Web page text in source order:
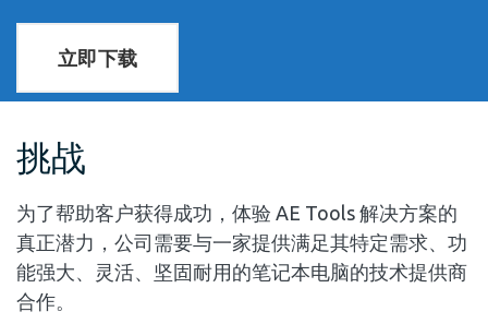
立即下载
挑战
为了帮助客户获得成功，体验 AE Tools 解决方案的
真正潜力，公司需要与一家提供满足其特定需求、功
能强大、灵活、坚固耐用的笔记本电脑的技术提供商
合作。